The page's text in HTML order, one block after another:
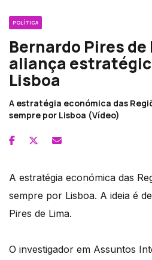
POLÍTICA
Bernardo Pires
aliança
Lisboa
A estratégia económica das
sempre por Lisboa (Vídeo)
A estratégia económica das
sempre por Lisboa. A ideia é
Pires de Lima.
O investigador em Assuntos